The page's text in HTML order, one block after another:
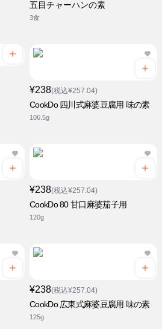
五目チャーハンの素
3食
¥238(税込¥257.04)
CookDo 四川式麻婆豆腐用 味の素
106.5g
¥238(税込¥257.04)
CookDo 80 甘口麻婆茄子用
120g
¥238(税込¥257.04)
CookDo 広東式麻婆豆腐用 味の素
125g